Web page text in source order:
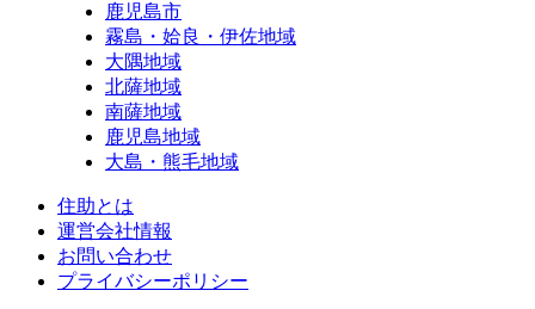
鹿児島市
霧島・姶良・伊佐地域
大隅地域
北薩地域
南薩地域
鹿児島地域
大島・熊毛地域
住助とは
運営会社情報
お問い合わせ
プライバシーポリシー